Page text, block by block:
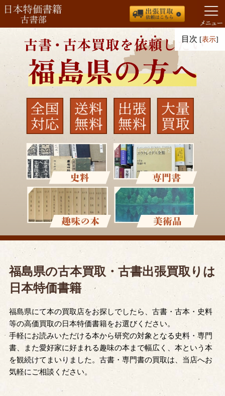
目次 [表示]
福島県の古本買取・古書出張買取りは
日本特価書籍
福島県にて本の買取店をお探しでしたら、古書・古本・史料
等の高価買取の日本特価書籍をお選びください。
手軽にお読みいただける本から研究の対象となる史料・専門
書、また愛好家に好まれる趣味の本まで幅広く、本という本
を観続けてまいりました。古書・専門書の買取は、当店へお
気軽にご相談ください。